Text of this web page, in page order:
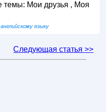
темы: Мои друзья , Моя
языку
Следующая статья >>